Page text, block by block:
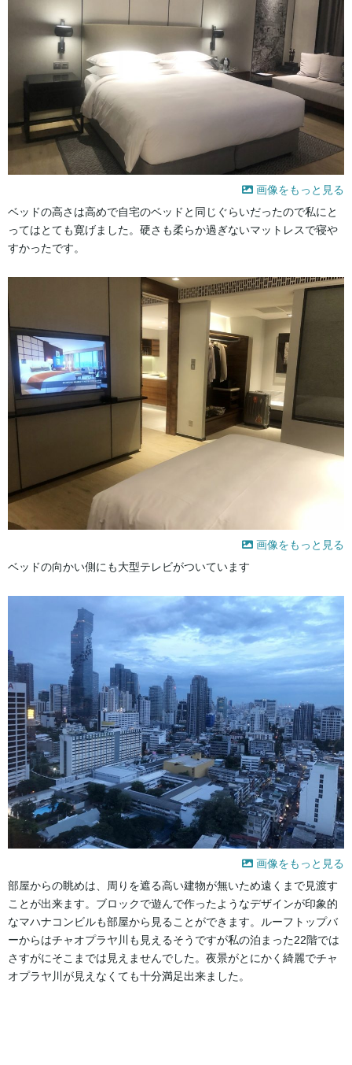
画像をもっと見る
ベッドの高さは高めで自宅のベッドと同じぐらいだったので私にと
ってはとても寛げました。硬さも柔らか過ぎないマットレスで寝や
すかったです。
画像をもっと見る
ベッドの向かい側にも大型テレビがついています
画像をもっと見る
部屋からの眺めは、周りを遮る高い建物が無いため遠くまで見渡す
ことが出来ます。ブロックで遊んで作ったようなデザインが印象的
なマハナコンビルも部屋から見ることができます。ルーフトップバ
ーからはチャオプラヤ川も見えるそうですが私の泊まった22階では
さすがにそこまでは見えませんでした。夜景がとにかく綺麗でチャ
オプラヤ川が見えなくても十分満足出来ました。